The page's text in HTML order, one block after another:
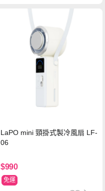
LaPO mini 頸掛式製冷風扇 LF-
06
$990
免運